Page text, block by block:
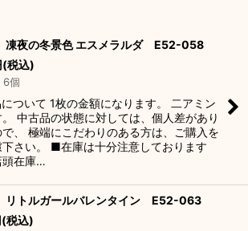
絞り込む
】凍夜の冬景色 エスメラルダ E52-058
(税込)
6個
ついて 1枚の金額になります。 二アミン
。 中古品の状態に対しては、個人差があり
で、 極端にこだわりのある方は、ご購入を
下さい。 ■在庫は十分注意しております
頭在庫…
】リトルガールバレンタイン E52-063
(税込)